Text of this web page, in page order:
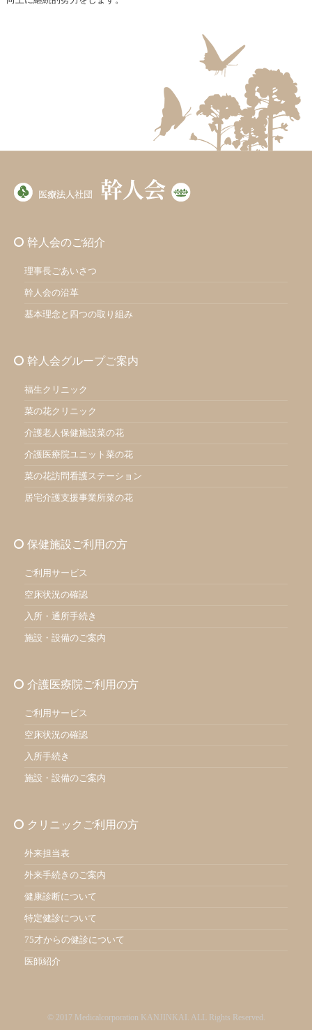
幹人会のご紹介
理事長ごあいさつ
幹人会の沿革
基本理念と四つの取り組み
幹人会グループご案内
福生クリニック
菜の花クリニック
介護老人保健施設菜の花
介護医療院ユニット菜の花
菜の花訪問看護ステーション
居宅介護支援事業所菜の花
保健施設ご利用の方
ご利用サービス
空床状況の確認
入所・通所手続き
施設・設備のご案内
介護医療院ご利用の方
ご利用サービス
空床状況の確認
入所手続き
施設・設備のご案内
クリニックご利用の方
外来担当表
外来手続きのご案内
健康診断について
特定健診について
75才からの健診について
医師紹介
© 2017 Medicalcorporation KANJINKAI. ALL Rights Reserved.